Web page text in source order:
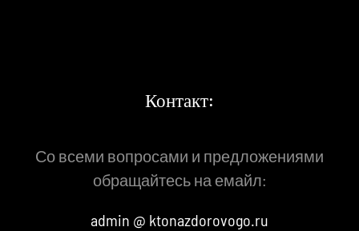
Контакт:
Со всеми вопросами и предложениями
обращайтесь на емайл:
admin @ ktonazdorovogo.ru